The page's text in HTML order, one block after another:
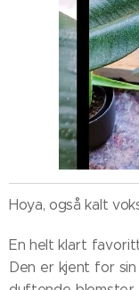
Hoya, også kalt
En helt klart
Den er kjent for